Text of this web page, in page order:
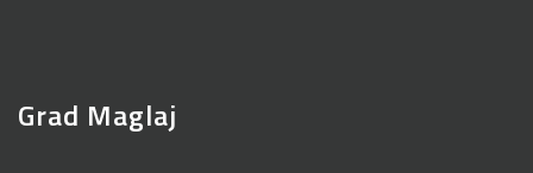
Grad Maglaj